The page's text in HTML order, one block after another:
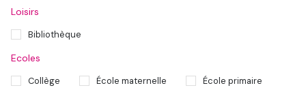
Loisirs
Bibliothèque
Ecoles
Collège École maternelle École primaire